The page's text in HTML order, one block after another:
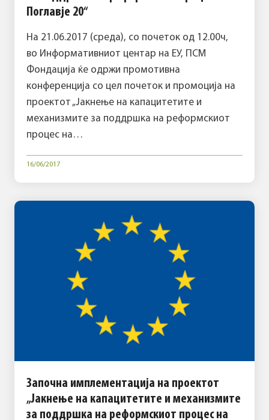
Поглавје 20“
На 21.06.2017 (среда), со почеток од 12.00ч,
во Информативниот центар на ЕУ, ПСМ
Фондација ќе одржи промотивна
конференција со цел почеток и промоција на
проектот „Јакнење на капацитетите и
механизмите за поддршка на реформскиот
процес на…
16/06/2017
Започна имплементација на проектот
„Јакнење на капацитетите и механизмите
за поддршка на реформскиот процес на